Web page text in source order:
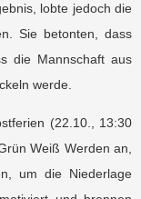
lobte jedoch die
Sie betonten, dass
die Mannschaft aus
werde.
(22.10., 13:30
Weiß Werden an,
um die Niederlage